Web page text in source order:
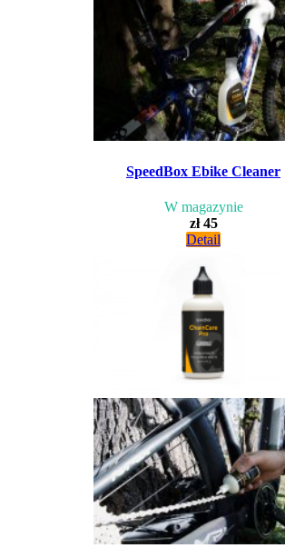
SpeedBox Ebike Cleaner
W magazynie
zł 45
Detail